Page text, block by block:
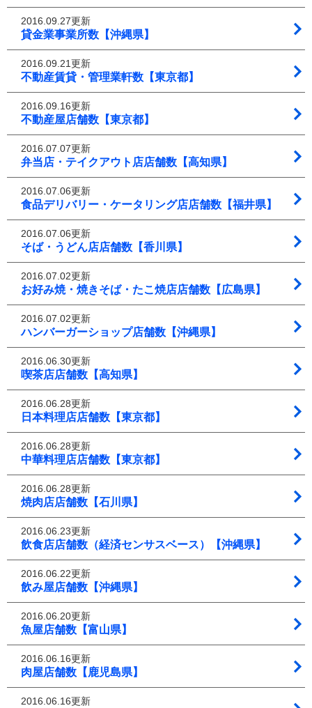
2016.09.27更新
貸金業事業所数【沖縄県】
2016.09.21更新
不動産賃貸・管理業軒数【東京都】
2016.09.16更新
不動産屋店舗数【東京都】
2016.07.07更新
弁当店・テイクアウト店店舗数【高知県】
2016.07.06更新
食品デリバリー・ケータリング店店舗数【福井県】
2016.07.06更新
そば・うどん店店舗数【香川県】
2016.07.02更新
お好み焼・焼きそば・たこ焼店店舗数【広島県】
2016.07.02更新
ハンバーガーショップ店舗数【沖縄県】
2016.06.30更新
喫茶店店舗数【高知県】
2016.06.28更新
日本料理店店舗数【東京都】
2016.06.28更新
中華料理店店舗数【東京都】
2016.06.28更新
焼肉店店舗数【石川県】
2016.06.23更新
飲食店店舗数（経済センサスベース）【沖縄県】
2016.06.22更新
飲み屋店舗数【沖縄県】
2016.06.20更新
魚屋店舗数【富山県】
2016.06.16更新
肉屋店舗数【鹿児島県】
2016.06.16更新